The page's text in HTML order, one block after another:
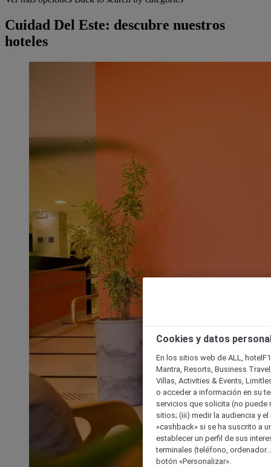
Cuidad Del Este: descubre nuestros
hoteles
Cookies y datos
En los sitios web de ALL,
Mantra, Resorts, Business
Villas, Activities & Events,
o acceder a información en su
servicios que solicita (no puede
sitios; (iii) medir la audiencia y
«cashback» si se ha suscrito a
establecer un perfil de sus
terminales (teléfono,
botón «Personalizar».